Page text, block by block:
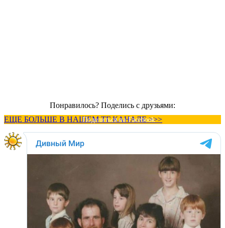
Понравилось? Поделись с друзьями:
ЕЩЕ БОЛЬШЕ В НАШЕМ ТГ КАНАЛЕ >>>